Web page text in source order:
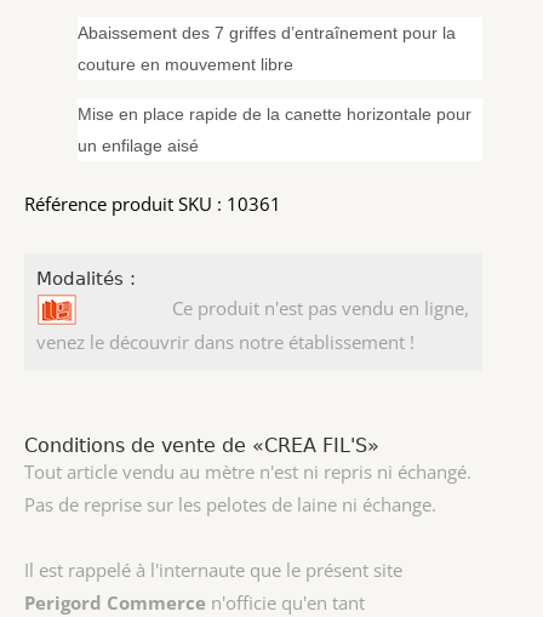
Abaissement des 7 griffes d’entraînement pour la
couture en mouvement libre
Mise en place rapide de la canette horizontale pour
un enfilage aisé
Référence produit SKU : 10361
Modalités :
Ce produit n'est pas vendu en ligne,
venez le découvrir dans notre établissement !
Conditions de vente de «CREA FIL'S»
Tout article vendu au mètre n'est ni repris ni échangé.
Pas de reprise sur les pelotes de laine ni échange.
Il est rappelé à l'internaute que le présent site
Perigord Commerce n'officie qu'en tant